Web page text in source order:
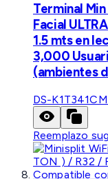
Terminal
Facial
1.5 mts en
3,000
(ambientes
DS-
Reemplazo